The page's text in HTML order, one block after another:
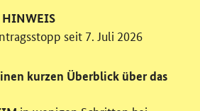
HINWEIS
seit 7. Juli 2026
kurzen Überblick über das